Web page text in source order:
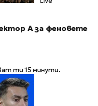
А за феновете
ти 15 минути.